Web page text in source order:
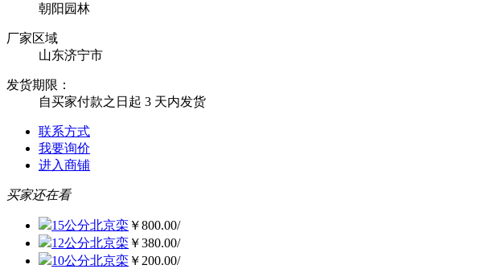
朝阳园林
厂家区域
山东济宁市
发货期限：
自买家付款之日起 3 天内发货
联系方式
我要询价
进入商铺
买家还在看
15公分北京栾 ￥800.00/
12公分北京栾 ￥380.00/
10公分北京栾 ￥200.00/